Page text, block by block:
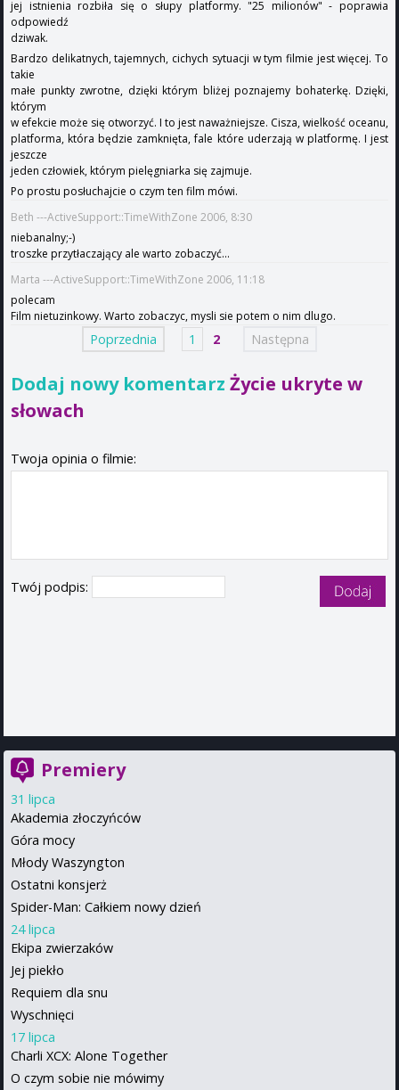
jej istnienia rozbiła się o słupy platformy. "25 milionów" - poprawia
odpowiedź
dziwak.
Bardzo delikatnych, tajemnych, cichych sytuacji w tym filmie jest więcej. To
takie
małe punkty zwrotne, dzięki którym bliżej poznajemy bohaterkę. Dzięki,
którym
w efekcie może się otworzyć. I to jest naważniejsze. Cisza, wielkość oceanu,
platforma, która będzie zamknięta, fale które uderzają w platformę. I jest
jeszcze
jeden człowiek, którym pielęgniarka się zajmuje.
Po prostu posłuchajcie o czym ten film mówi.
Beth ---ActiveSupport::TimeWithZone 2006, 8:30
niebanalny;-)
troszke przytłaczający ale warto zobaczyć...
Marta ---ActiveSupport::TimeWithZone 2006, 11:18
polecam
Film nietuzinkowy. Warto zobaczyc, mysli sie potem o nim dlugo.
Poprzednia 1 2 Następna
Dodaj nowy komentarz Życie ukryte w
słowach
Twoja opinia o filmie:
Twój podpis:
Premiery
31 lipca
Akademia złoczyńców
Góra mocy
Młody Waszyngton
Ostatni konsjerż
Spider-Man: Całkiem nowy dzień
24 lipca
Ekipa zwierzaków
Jej piekło
Requiem dla snu
Wyschnięci
17 lipca
Charli XCX: Alone Together
O czym sobie nie mówimy